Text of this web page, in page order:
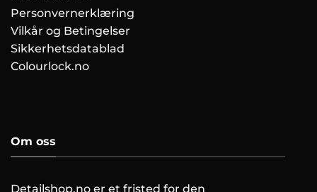
Personvernerklæring
Vilkår og Betingelser
Sikkerhetsdatablad
Colourlock.no
Om oss
Detailshop.no er et fristed for den